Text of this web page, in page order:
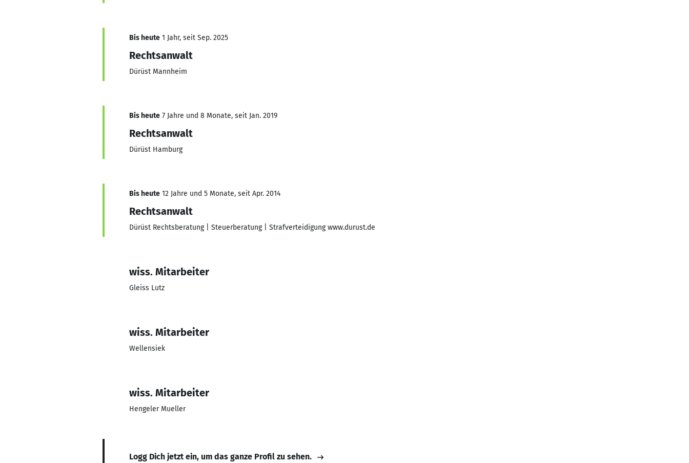
Bis heute 1 Jahr, seit Sep. 2025
Rechtsanwalt
Dürüst Mannheim
Bis heute 7 Jahre und 8 Monate, seit Jan. 2019
Rechtsanwalt
Dürüst Hamburg
Bis heute 12 Jahre und 5 Monate, seit Apr. 2014
Rechtsanwalt
Dürüst Rechtsberatung | Steuerberatung | Strafverteidigung www.durust.de
wiss. Mitarbeiter
Gleiss Lutz
wiss. Mitarbeiter
Wellensiek
wiss. Mitarbeiter
Hengeler Mueller
Logg Dich jetzt ein, um das ganze Profil zu sehen.